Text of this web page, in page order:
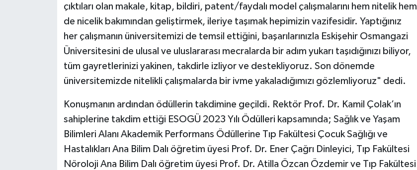
çıktıları olan makale, kitap, bildiri, patent/faydalı model çalışmalarını hem nitelik hem
de nicelik bakımından geliştirmek, ileriye taşımak hepimizin vazifesidir. Yaptığınız
her çalışmanın üniversitemizi de temsil ettiğini, başarılarınızla Eskişehir Osmangazi
Üniversitesini de ulusal ve uluslararası mecralarda bir adım yukarı taşıdığınızı biliyor,
tüm gayretlerinizi yakinen, takdirle izliyor ve destekliyoruz. Son dönemde
üniversitemizde nitelikli çalışmalarda bir ivme yakaladığımızı gözlemliyoruz" dedi.
Konuşmanın ardından ödüllerin takdimine geçildi. Rektör Prof. Dr. Kamil Çolak’ın
sahiplerine takdim ettiği ESOGÜ 2023 Yılı Ödülleri kapsamında; Sağlık ve Yaşam
Bilimleri Alanı Akademik Performans Ödüllerine Tıp Fakültesi Çocuk Sağlığı ve
Hastalıkları Ana Bilim Dalı öğretim üyesi Prof. Dr. Ener Çağrı Dinleyici, Tıp Fakültesi
Nöroloji Ana Bilim Dalı öğretim üyesi Prof. Dr. Atilla Özcan Özdemir ve Tıp Fakültesi